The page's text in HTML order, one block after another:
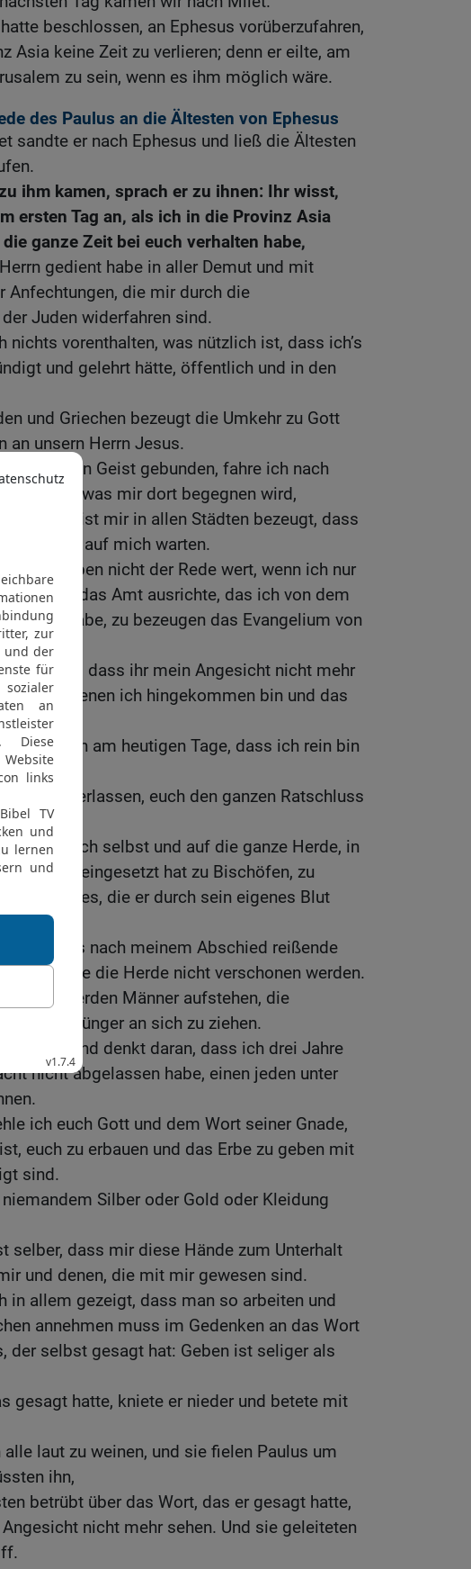
beschlossen, an Ephesus vorüberzufahren,
Asia keine Zeit zu verlieren; denn er eilte, am
zu sein, wenn es ihm möglich wäre.
des Paulus an die Ältesten von Ephesus
sandte er nach Ephesus und ließ die Ältesten
ihm kamen, sprach er zu ihnen: Ihr wisst,
ersten Tag an, als ich in die Provinz Asia
ganze Zeit bei euch verhalten habe,
gedient habe in aller Demut und mit
Anfechtungen, die mir durch die
Juden widerfahren sind.
nichts vorenthalten, was nützlich ist, dass ich’s
und gelehrt hätte, öffentlich und in den
und Griechen bezeugt die Umkehr zu Gott
an unsern Herrn Jesus.
durch den Geist gebunden, fahre ich nach
nicht, was mir dort begegnen wird,
Heilige Geist mir in allen Städten bezeugt, dass
auf mich warten.
mein Leben nicht der Rede wert, wenn ich nur
und das Amt ausrichte, das ich von dem
habe, zu bezeugen das Evangelium von
ich weiß, dass ihr mein Angesicht nicht mehr
alle, zu denen ich hingekommen bin und das
habe.
ich euch am heutigen Tage, dass ich rein bin
nicht unterlassen, euch den ganzen Ratschluss
auf euch selbst und auf die ganze Herde, in
Geist eingesetzt hat zu Bischöfen, zu
Gottes, die er durch sein eigenes Blut
ich, dass nach meinem Abschied reißende
die die Herde nicht verschonen werden.
Mitte werden Männer aufstehen, die
um die Jünger an sich zu ziehen.
und denkt daran, dass ich drei Jahre
nicht abgelassen habe, einen jeden unter
ich euch Gott und dem Wort seiner Gnade,
euch zu erbauen und das Erbe zu geben mit
sind.
Silber oder Gold oder Kleidung
selber, dass mir diese Hände zum Unterhalt
und denen, die mit mir gewesen sind.
in allem gezeigt, dass man so arbeiten und
annehmen muss im Gedenken an das Wort
der selbst gesagt hat: Geben ist seliger als
gesagt hatte, kniete er nieder und betete mit
alle laut zu weinen, und sie fielen Paulus um
ihn,
betrübt über das Wort, das er gesagt hatte,
nicht mehr sehen. Und sie geleiteten